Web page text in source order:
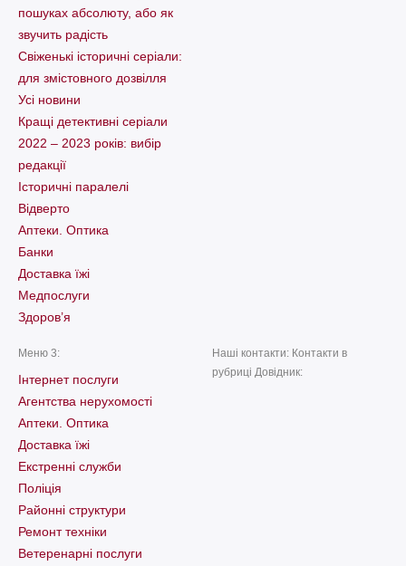
пошуках абсолюту, або як
звучить радість
Свіженькі історичні серіали:
для змістовного дозвілля
Усі новини
Кращі детективні серіали
2022 – 2023 років: вибір
редакції
Історичні паралелі
Відверто
Аптеки. Оптика
Банки
Доставка їжі
Медпослуги
Здоров’я
Меню 3:
Інтернет послуги
Агентства нерухомості
Аптеки. Оптика
Доставка їжі
Екстренні служби
Поліція
Районні структури
Ремонт техніки
Ветеренарні послуги
Наші контакти: Контакти в
рубриці Довідник: